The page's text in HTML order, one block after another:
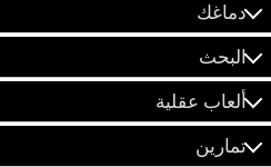
دماغك
البحث
ألعاب عقلية
تمارين